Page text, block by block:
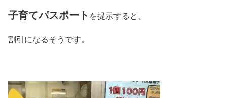
子育てパスポート を提示すると、
割引になるそうです。